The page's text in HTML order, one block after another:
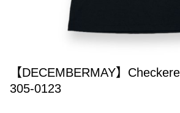
【DECEMBERMAY】
305-0123